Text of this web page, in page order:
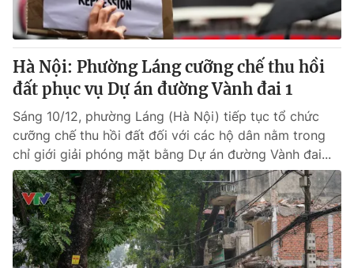
Hà Nội: Phường Láng cưỡng chế thu hồi
đất phục vụ Dự án đường Vành đai 1
Sáng 10/12, phường Láng (Hà Nội) tiếp tục tổ chức
cưỡng chế thu hồi đất đối với các hộ dân nằm trong
chỉ giới giải phóng mặt bằng Dự án đường Vành đai...